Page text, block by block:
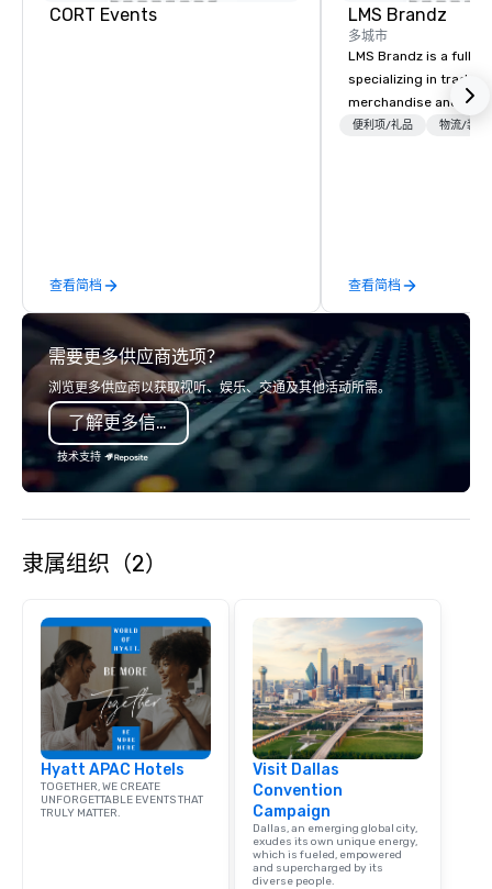
CORT Events
查看简档
LMS Brandz
多城市
LMS Brandz is a full-
specializing in trade
merchandise and
booth giveaways and
years of industry
commitment to
service set us apart.
smart, reliable
make the end-user
seamless from start to
便利项/礼品 物流/装饰
查看简档
需要更多供应商选项？
浏览更多供应商以获取视听、娱乐、交通及其他活动所需。
了解更多信息
技术支持
隶属组织（2）
Hyatt APAC Hotels
TOGETHER, WE CREATE
UNFORGETTABLE EVENTS THAT
TRULY MATTER.
Visit Dallas
Convention
Campaign
Dallas, an emerging global city,
exudes its own unique energy,
which is fueled, empowered
and supercharged by its
diverse people.